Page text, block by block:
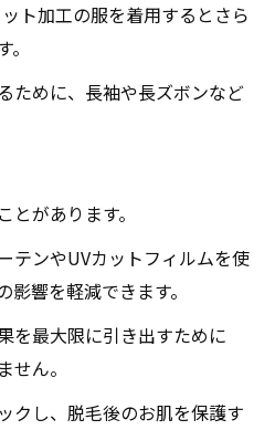
ト加工の服を着用するとさら
ために、長袖や長ズボンなど
があります。
テンやUVカットフィルムを使
響を軽減できます。
を最大限に引き出すために
せん。
クし、脱毛後のお肌を保護す